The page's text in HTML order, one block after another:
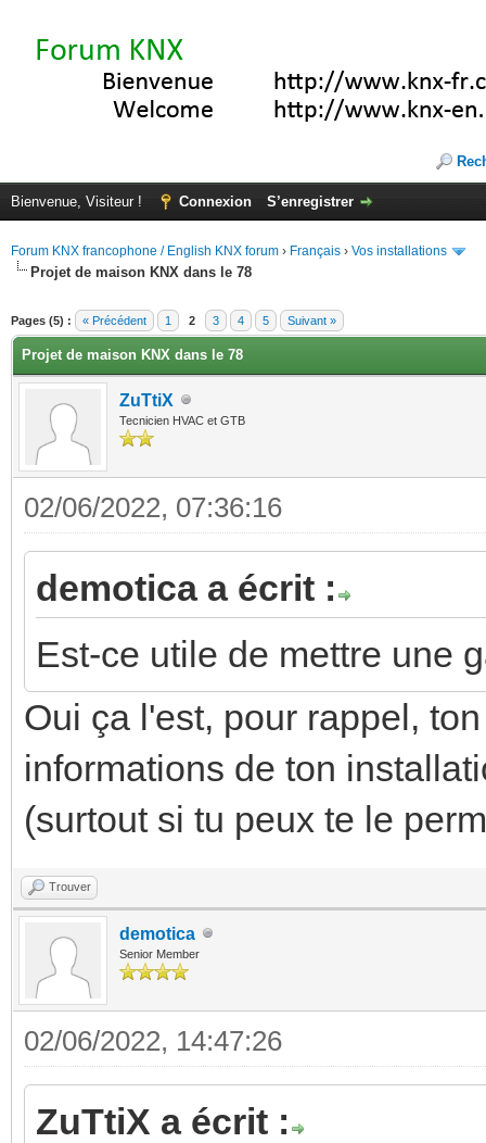
Bienvenue, Visiteur ! Connexion S’enregistrer
Forum KNX francophone / English KNX forum › Français › Vos installations
Projet de maison KNX dans le 78
Pages (5) : « Précédent 1 2 3 4 5 Suivant »
Projet de maison KNX dans le 78
ZuTtiX
Tecnicien HVAC et GTB
02/06/2022, 07:36:16
demotica a écrit :
Est-ce utile de mettre une
Oui ça l'est, pour rappel,
informations de ton
(surtout si tu peux te le
Trouver
demotica
Senior Member
02/06/2022, 14:47:26
ZuTtiX a écrit :